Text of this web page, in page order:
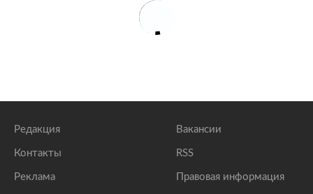
Сирийские военные получили ранения при атаке
беспилотников боевиков
Редакция
Контакты
Реклама
Вакансии
RSS
Правовая информация